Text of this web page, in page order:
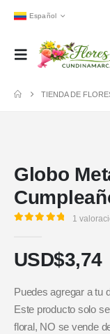
Español
TIENDA DE
Globo
1
USD$3,74
Puedes agregar a tu
Este producto solo
floral, NO se vende